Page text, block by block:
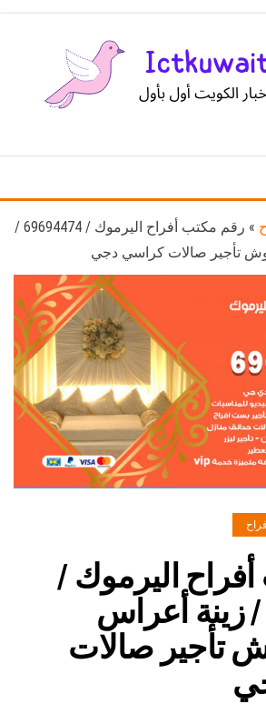
الكويت
»
رقم مكتب أفراح اليرموك / 69694474 /
تأجير صالات كراسي دجي
اليرموك /
69694474 / زينة أعراس
تأجير صالات